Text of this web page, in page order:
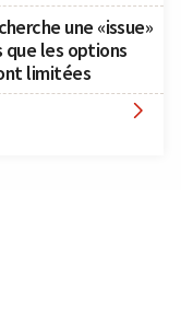
une «issue»
que les options
limitées
